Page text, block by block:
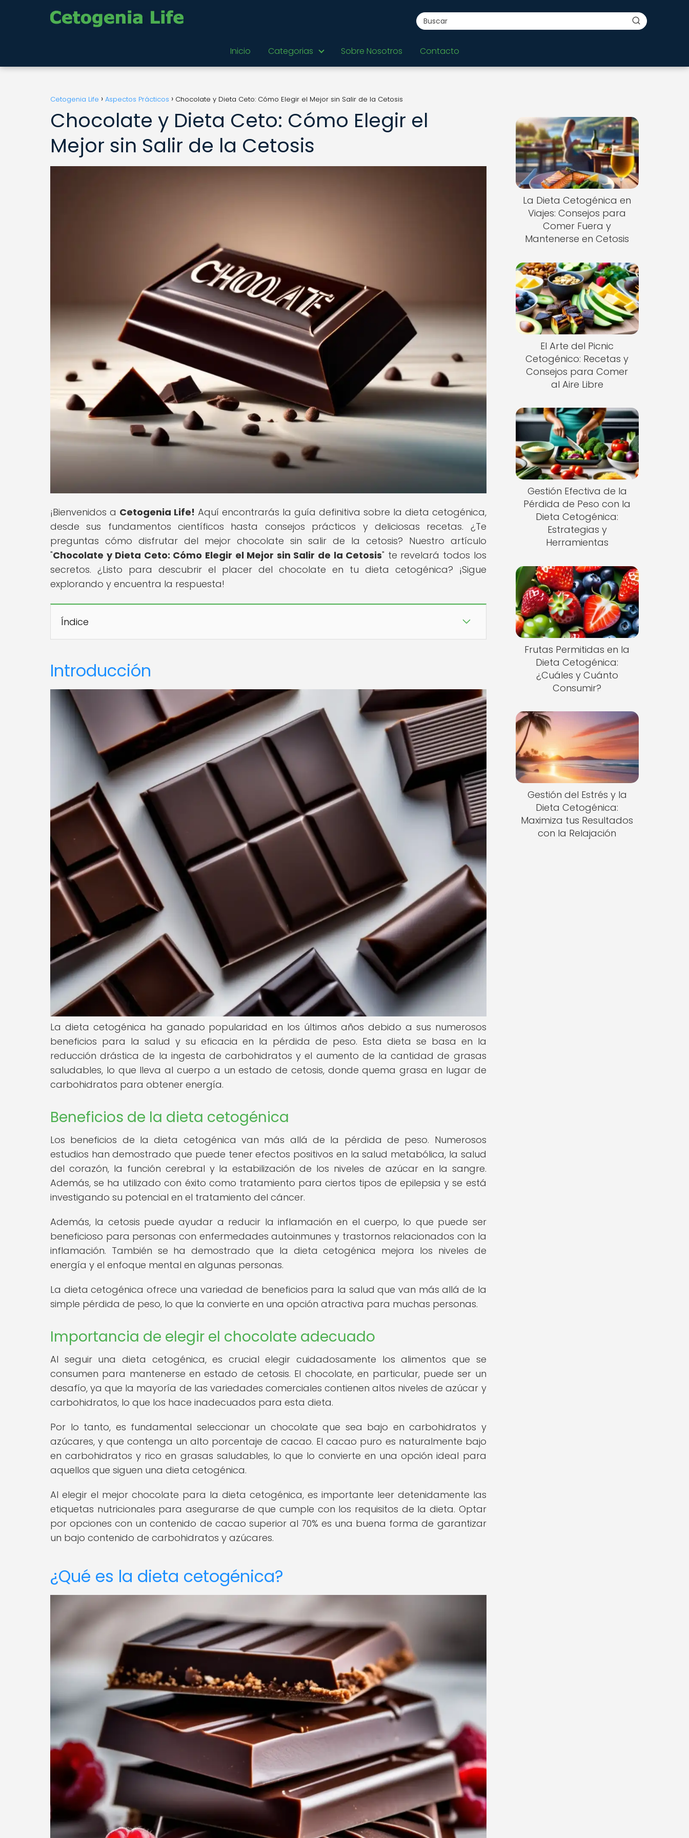
Inicio Categorias Sobre Nosotros Contacto
Cetogenia Life Aspectos Prácticos Chocolate y Dieta Ceto: Cómo Elegir el Mejor sin Salir de la Cetosis
Chocolate y Dieta Ceto: Cómo Elegir el
Mejor sin Salir de la Cetosis
¡Bienvenidos a Cetogenia Life! Aquí encontrarás la guía definitiva sobre la dieta cetogénica,
desde sus fundamentos científicos hasta consejos prácticos y deliciosas recetas. ¿Te
preguntas cómo disfrutar del mejor chocolate sin salir de la cetosis? Nuestro artículo
"Chocolate y Dieta Ceto: Cómo Elegir el Mejor sin Salir de la Cetosis" te revelará todos los
secretos. ¿Listo para descubrir el placer del chocolate en tu dieta cetogénica? ¡Sigue
explorando y encuentra la respuesta!
Índice
Introducción
La dieta cetogénica ha ganado popularidad en los últimos años debido a sus numerosos
beneficios para la salud y su eficacia en la pérdida de peso. Esta dieta se basa en la
reducción drástica de la ingesta de carbohidratos y el aumento de la cantidad de grasas
saludables, lo que lleva al cuerpo a un estado de cetosis, donde quema grasa en lugar de
carbohidratos para obtener energía.
Beneficios de la dieta cetogénica
Los beneficios de la dieta cetogénica van más allá de la pérdida de peso. Numerosos
estudios han demostrado que puede tener efectos positivos en la salud metabólica, la salud
del corazón, la función cerebral y la estabilización de los niveles de azúcar en la sangre.
Además, se ha utilizado con éxito como tratamiento para ciertos tipos de epilepsia y se está
investigando su potencial en el tratamiento del cáncer.
Además, la cetosis puede ayudar a reducir la inflamación en el cuerpo, lo que puede ser
beneficioso para personas con enfermedades autoinmunes y trastornos relacionados con la
inflamación. También se ha demostrado que la dieta cetogénica mejora los niveles de
energía y el enfoque mental en algunas personas.
La dieta cetogénica ofrece una variedad de beneficios para la salud que van más allá de la
simple pérdida de peso, lo que la convierte en una opción atractiva para muchas personas.
Importancia de elegir el chocolate adecuado
Al seguir una dieta cetogénica, es crucial elegir cuidadosamente los alimentos que se
consumen para mantenerse en estado de cetosis. El chocolate, en particular, puede ser un
desafío, ya que la mayoría de las variedades comerciales contienen altos niveles de azúcar y
carbohidratos, lo que los hace inadecuados para esta dieta.
Por lo tanto, es fundamental seleccionar un chocolate que sea bajo en carbohidratos y
azúcares, y que contenga un alto porcentaje de cacao. El cacao puro es naturalmente bajo
en carbohidratos y rico en grasas saludables, lo que lo convierte en una opción ideal para
aquellos que siguen una dieta cetogénica.
Al elegir el mejor chocolate para la dieta cetogénica, es importante leer detenidamente las
etiquetas nutricionales para asegurarse de que cumple con los requisitos de la dieta. Optar
por opciones con un contenido de cacao superior al 70% es una buena forma de garantizar
un bajo contenido de carbohidratos y azúcares.
¿Qué es la dieta cetogénica?
La Dieta Cetogénica en
Viajes: Consejos para
Comer Fuera y
Mantenerse en Cetosis
El Arte del Picnic
Cetogénico: Recetas y
Consejos para Comer
al Aire Libre
Gestión Efectiva de la
Pérdida de Peso con la
Dieta Cetogénica:
Estrategias y
Herramientas
Frutas Permitidas en la
Dieta Cetogénica:
¿Cuáles y Cuánto
Consumir?
Gestión del Estrés y la
Dieta Cetogénica:
Maximiza tus Resultados
con la Relajación